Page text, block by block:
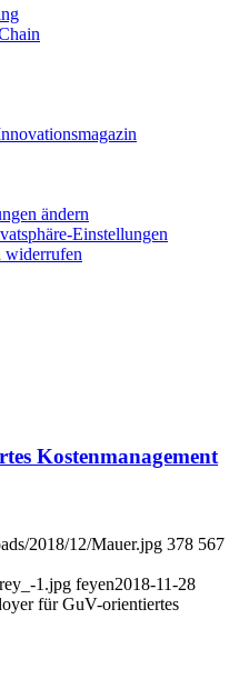
ändern
Einstellungen
Kostenmanagement
2018/12/Mauer.jpg 378 567
1.jpg feyen2018-11-28
für GuV-orientiertes